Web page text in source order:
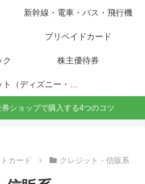
新幹線・電車・バス・飛行機
プリペイドカード
ク 株主優待券
レジャーチケット（ディズニー・USJ他）
ショップで購入する4つのコツ
カード クレジット・信販系